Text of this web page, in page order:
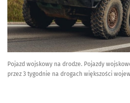
Pojazd wojskowy na drodze. Pojazdy
przez 3 tygodnie na drogach większości